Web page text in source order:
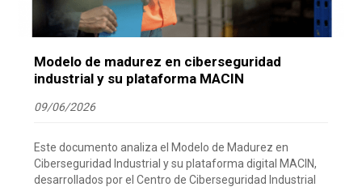
Modelo de madurez en ciberseguridad
industrial y su plataforma MACIN
09/06/2026
Este documento analiza el Modelo de Madurez en
Ciberseguridad Industrial y su plataforma digital MACIN,
desarrollados por el Centro de Ciberseguridad Industrial